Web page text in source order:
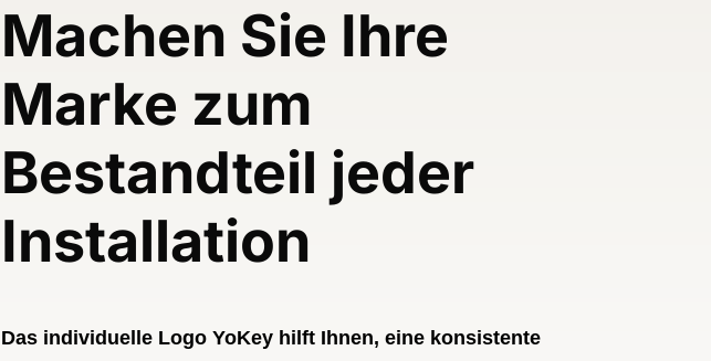
Machen Sie Ihre
Marke zum
Bestandteil jeder
Installation
Das individuelle Logo YoKey hilft Ihnen, eine konsistente